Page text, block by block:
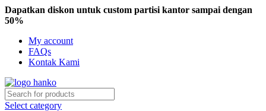
Dapatkan diskon untuk custom partisi kantor sampai dengan
50%
My account
FAQs
Kontak Kami
Select category